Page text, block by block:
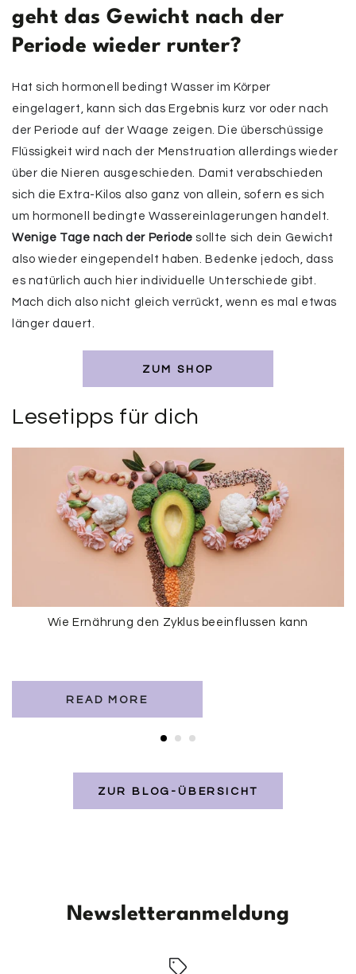
geht das Gewicht nach der
Periode wieder runter?
Hat sich hormonell bedingt Wasser im Körper
eingelagert, kann sich das Ergebnis kurz vor oder nach
der Periode auf der Waage zeigen. Die überschüssige
Flüssigkeit wird nach der Menstruation allerdings wieder
über die Nieren ausgeschieden. Damit verabschieden
sich die Extra-Kilos also ganz von allein, sofern es sich
um hormonell bedingte Wassereinlagerungen handelt.
Wenige Tage nach der Periode sollte sich dein Gewicht
also wieder eingependelt haben. Bedenke jedoch, dass
es natürlich auch hier individuelle Unterschiede gibt.
Mach dich also nicht gleich verrückt, wenn es mal etwas
länger dauert.
ZUM SHOP
Lesetipps für dich
Wie Ernährung den Zyklus beeinflussen kann
READ MORE
ZUR BLOG-ÜBERSICHT
Newsletteranmeldung